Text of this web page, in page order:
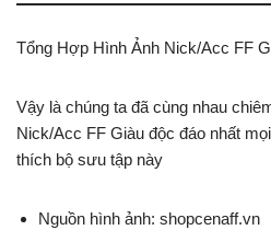
Tổng Hợp Hình Ảnh Nick/Acc FF
Vậy là chúng ta đã cùng nhau
Nick/Acc FF Giàu độc đáo nhất
thích bộ sưu tập này
Nguồn hình ảnh: shopcenaff.vn